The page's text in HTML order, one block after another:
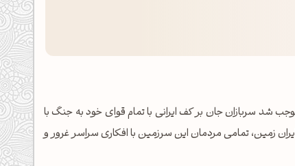
شد سربازان جان بر کف ایرانی با تمام قوای خود به جنگ با
زمین، تمامی مردمان این سرزمین با افکاری سراسر غرور و